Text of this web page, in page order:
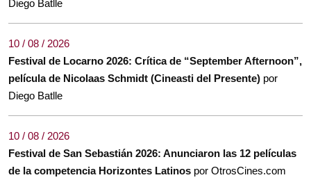
Diego Batlle
10 / 08 / 2026
Festival de Locarno 2026: Crítica de “September Afternoon”,
película de Nicolaas Schmidt (Cineasti del Presente) por
Diego Batlle
10 / 08 / 2026
Festival de San Sebastián 2026: Anunciaron las 12 películas
de la competencia Horizontes Latinos por OtrosCines.com